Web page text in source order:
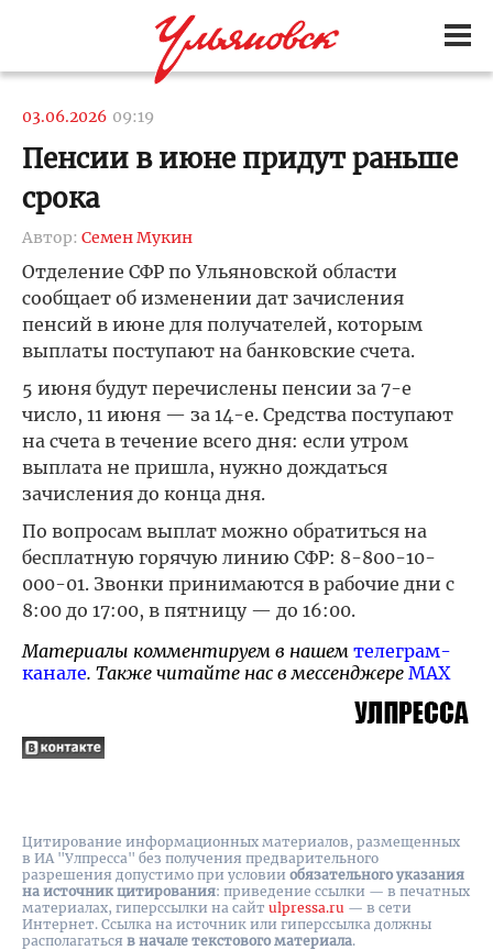
03.06.2026 09:19
Пенсии в июне придут раньше
срока
Автор: Семен Мукин
Отделение СФР по Ульяновской области
сообщает об изменении дат зачисления
пенсий в июне для получателей, которым
выплаты поступают на банковские счета.
5 июня будут перечислены пенсии за 7-е
число, 11 июня — за 14-е. Средства поступают
на счета в течение всего дня: если утром
выплата не пришла, нужно дождаться
зачисления до конца дня.
По вопросам выплат можно обратиться на
бесплатную горячую линию СФР: 8-800-10-
000-01. Звонки принимаются в рабочие дни с
8:00 до 17:00, в пятницу — до 16:00.
Материалы комментируем в нашем телеграм-
канале. Также читайте нас в мессенджере MAX
Цитирование информационных материалов, размещенных
в ИА "Улпресса" без получения предварительного
разрешения допустимо при условии обязательного указания
на источник цитирования: приведение ссылки — в печатных
материалах, гиперссылки на cайт ulpressa.ru — в сети
Интернет. Ссылка на источник или гиперссылка должны
располагаться в начале текстового материала.